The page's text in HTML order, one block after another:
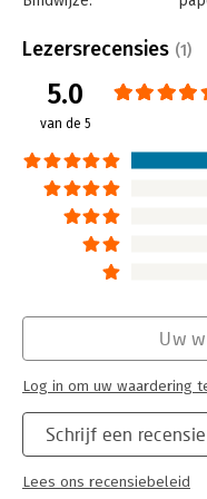
Uitgever:
Verschijningsdatum:
15-
Hoofdrubriek:
Lezersrecensies (1)
5.0
van de 5
Schrijf een recensie
Lees ons recensiebeleid
Uw
Log in om uw waardering